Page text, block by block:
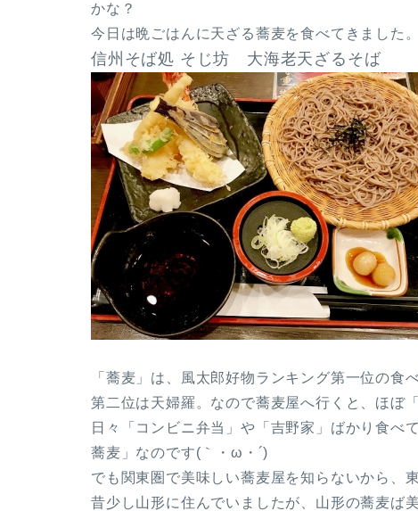
かな？
今日は晩ごはんに天ざる蕎麦を食べてきました。
信州そば処 そじ坊 大海老天ざるそば
「蕎麦」は、風太郎好物ランキング第一位の食
第二位は天婦羅。なので蕎麦屋へ行くと、ほぼ
日々「コンビニ弁当」や「吉野家」ばかり食べ
蕎麦」なのです(｀・ω・´)
でも関東圏で美味しい蕎麦屋を知らないから、
昔少し山形に住んでいましたが、山形の蕎麦ば